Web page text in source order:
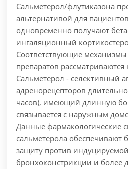
Сальметерол/флутиказона
альтернативой для
одновременно получают
ингаляционный
Соответствующие
препаратов
Сальметерол - селективный
адренорецепторов
часов), имеющий длинную
связывается с наружным
Данные фармакологические
сальметерола обеспечивают
защиту против
бронхоконстрикции и более